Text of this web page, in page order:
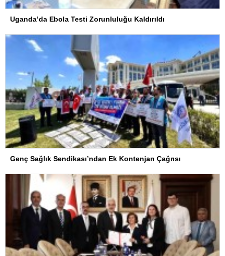
Uganda’da Ebola Testi Zorunluluğu Kaldırıldı
Genç Sağlık Sendikası’ndan Ek Kontenjan Çağrısı